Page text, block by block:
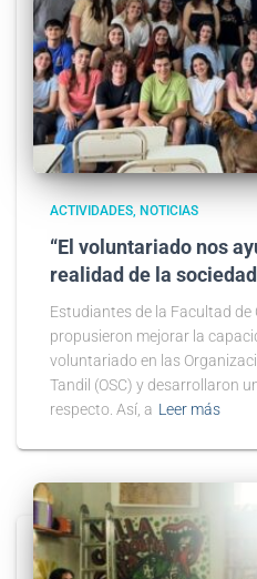
ACTIVIDADES NOTICIAS
“El voluntariado nos
realidad de la
Estudiantes de la Facultad de
propusieron mejorar la
voluntariado en las
Tandil (OSC) y desarrollaron
respecto. Así, a Leer más